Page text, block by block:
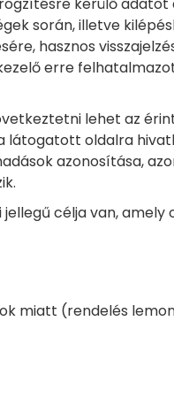
során, illetve
hasznos
erre
lehet az
látogatott oldalra
azonosítása,
célja van, amely
miatt (rendelés